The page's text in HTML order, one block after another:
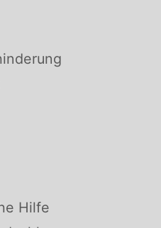
Hilfe